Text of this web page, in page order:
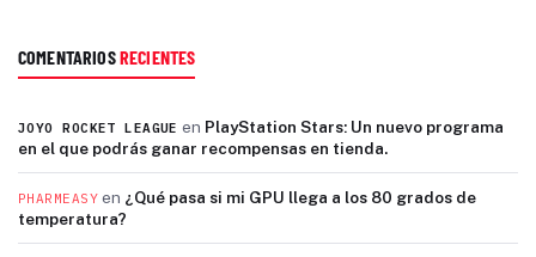
COMENTARIOSRECIENTES
JOYO ROCKET LEAGUE en PlayStation Stars: Un nuevo programa
en el que podrás ganar recompensas en tienda.
PHARMEASYen ¿Qué pasa si mi GPU llega a los 80 grados de
temperatura?